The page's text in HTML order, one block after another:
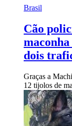
Brasil
Cão
dois
Graças a
12 tijolos de